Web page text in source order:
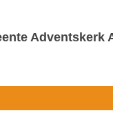
Adventskerk